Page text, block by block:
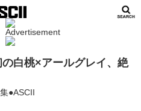
白桃×アールグレイ、絶
●ASCII